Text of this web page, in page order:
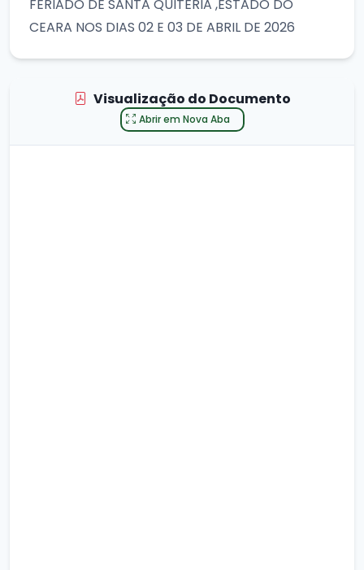
FERIADO DE SANTA QUITÉRIA ,ESTADO DO
CEARA NOS DIAS 02 E 03 DE ABRIL DE 2026
Visualização do Documento
Abrir em Nova Aba